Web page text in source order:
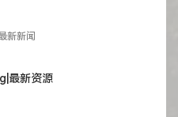
新新闻
最新资源